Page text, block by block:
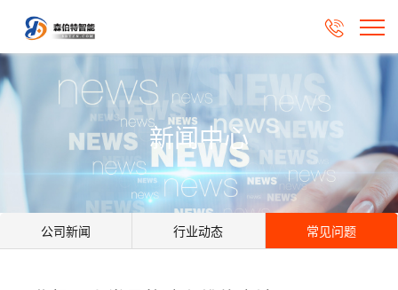

新闻中心
公司新闻 行业动态 常见问题